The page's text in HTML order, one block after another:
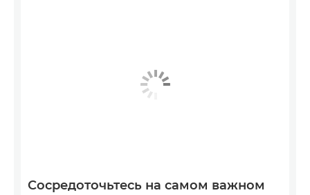
Сосредоточьтесь на самом важном